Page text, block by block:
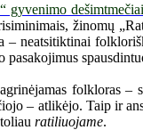
gyvenimo
žinomų
neatsitiktinai
pasakojimus
folkloras
– atlikėjo. Taip ir
ratiliuojame.